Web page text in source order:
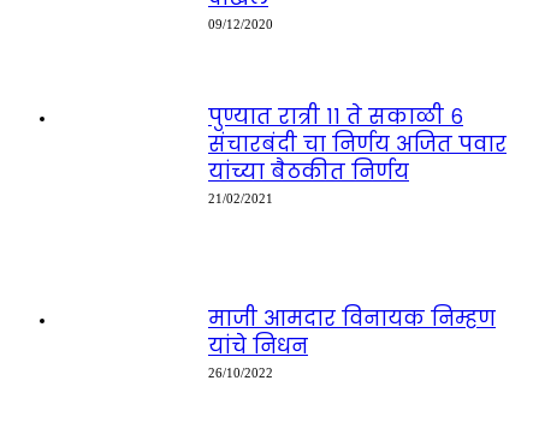
09/12/2020
पुण्यात रात्री ११ ते सकाळी ६
संचारबंदी चा निर्णय अजित पवार
यांच्या बैठकीत निर्णय
21/02/2021
माजी आमदार विनायक निम्हण
यांचे निधन
26/10/2022